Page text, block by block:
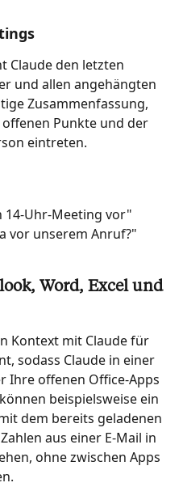
Claude den letzten
und allen angehängten
Zusammenfassung,
Punkte und der
eintreten.
14-Uhr-Meeting vor"
vor unserem Anruf?"
Word, Excel und
Kontext mit Claude für
sodass Claude in einer
Ihre offenen Office-Apps
beispielsweise ein
dem bereits geladenen
aus einer E-Mail in
ohne zwischen Apps